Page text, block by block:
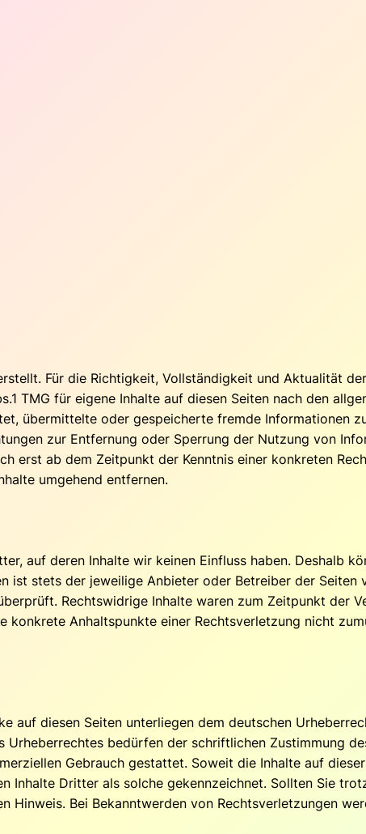
Für die Richtigkeit, Vollständigkeit und Aktualität
TMG für eigene Inhalte auf diesen Seiten nach den
übermittelte oder gespeicherte fremde Informationen
zur Entfernung oder Sperrung der Nutzung von
erst ab dem Zeitpunkt der Kenntnis einer konkreten
umgehend entfernen.
auf deren Inhalte wir keinen Einfluss haben. Deshalb
ist stets der jeweilige Anbieter oder Betreiber der
Rechtswidrige Inhalte waren zum Zeitpunkt der
Anhaltspunkte einer Rechtsverletzung nicht
auf diesen Seiten unterliegen dem deutschen
bedürfen der schriftlichen Zustimmung
Gebrauch gestattet. Soweit die Inhalte auf
Inhalte Dritter als solche gekennzeichnet. Sollten Sie
Hinweis. Bei Bekanntwerden von Rechtsverletzungen